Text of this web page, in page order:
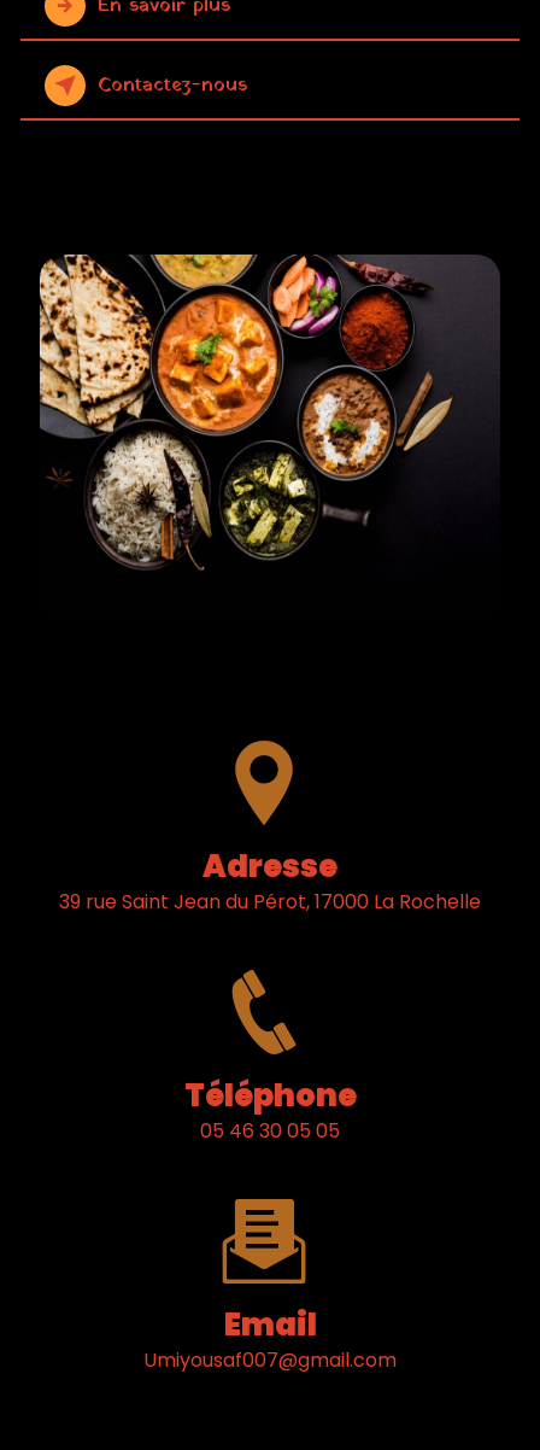
En savoir plus
Contactez-nous
Adresse
39 rue Saint Jean du Pérot, 17000 La Rochelle
Téléphone
05 46 30 05 05
Email
umiyousaf007@gmail.com